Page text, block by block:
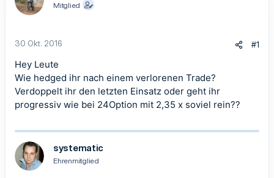
Mitglied
30 Okt. 2016 #1
Hey Leute
Wie hedged ihr nach einem verlorenen Trade?
Verdoppelt ihr den letzten Einsatz oder geht ihr
progressiv wie bei 24Option mit 2,35 x soviel rein??
systematic
Ehrenmitglied